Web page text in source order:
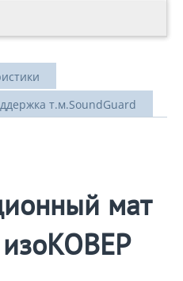
т.м.SoundGuard
мат
изоКОВЕР